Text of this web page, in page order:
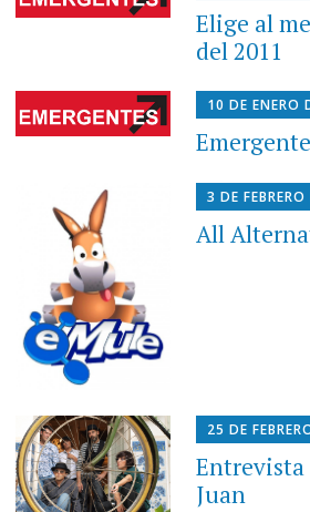
Elige al
del 2011
10 DE ENERO
3 DE
All
25 DE
Entrevista
Juan